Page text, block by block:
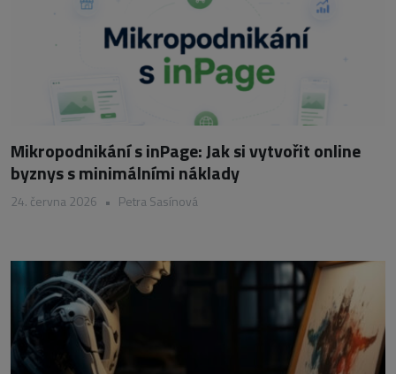
Mikropodnikání s inPage: Jak si vytvořit online
byznys s minimálními náklady
24. června 2026 • Petra Sasínová